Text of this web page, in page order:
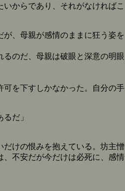
からであり、それがなければこ
、母親が感情のままに狂う姿を
のだ、母親は破眼と深意の明眼
を下すしかなかった。自分の手
だ」
けの恨みを抱えている。坊主憎
不安だが今だけは必死に、感情